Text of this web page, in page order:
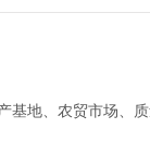
基地、农贸市场、